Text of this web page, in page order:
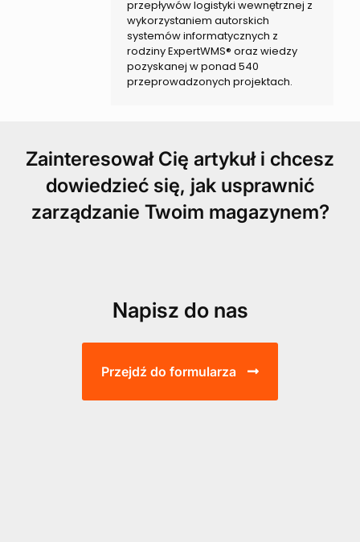
przepływów logistyki wewnętrznej z
wykorzystaniem autorskich
systemów informatycznych z
rodziny ExpertWMS® oraz wiedzy
pozyskanej w ponad 540
przeprowadzonych projektach.
Zainteresował Cię artykuł i chcesz
dowiedzieć się, jak usprawnić
zarządzanie Twoim magazynem?
Napisz do nas
Przejdź do formularza